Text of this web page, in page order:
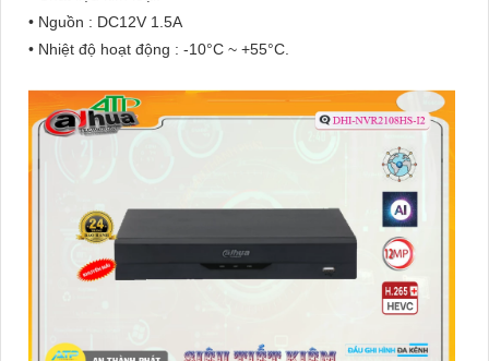
• Nguồn : DC12V 1.5A
• Nhiệt độ hoạt động : -10°C ~ +55°C.